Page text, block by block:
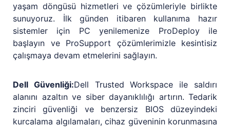
yaşam döngüsü hizmetleri ve çözümleriyle birlikte
sunuyoruz. İlk günden itibaren kullanıma hazır
sistemler için PC yenilemenize ProDeploy ile
başlayın ve ProSupport çözümlerimizle kesintisiz
çalışmaya devam etmelerini sağlayın.
Dell Güvenliği:Dell Trusted Workspace ile saldırı
alanını azaltın ve siber dayanıklılığı artırın. Tedarik
zinciri güvenliği ve benzersiz BIOS düzeyindeki
kurcalama algılamaları, cihaz güveninin korunmasına